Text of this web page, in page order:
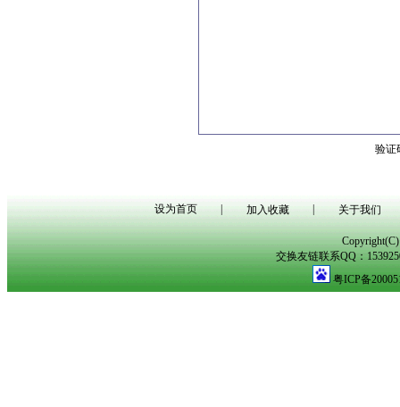
验证
设为首页 加入收藏 关于我们
交换友链联系QQ：
粤ICP备